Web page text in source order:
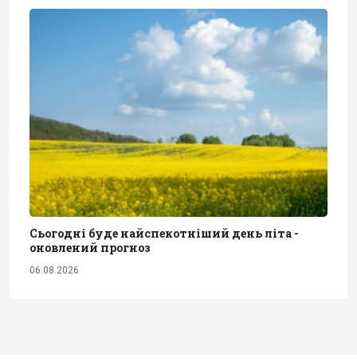
Сьогодні буде найспекотніший день літа -
оновлений прогноз
06.08.2026